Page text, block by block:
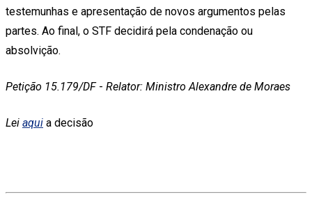
testemunhas e apresentação de novos argumentos pelas
partes. Ao final, o STF decidirá pela condenação ou
absolvição.
Petição 15.179/DF- Relator: Ministro Alexandre de Moraes
Lei aqui a decisão